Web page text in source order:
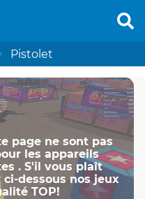
Pistolet
page ne ​​sont pas
les appareils
. S'il vous plaît
dessous nos jeux
TOP!